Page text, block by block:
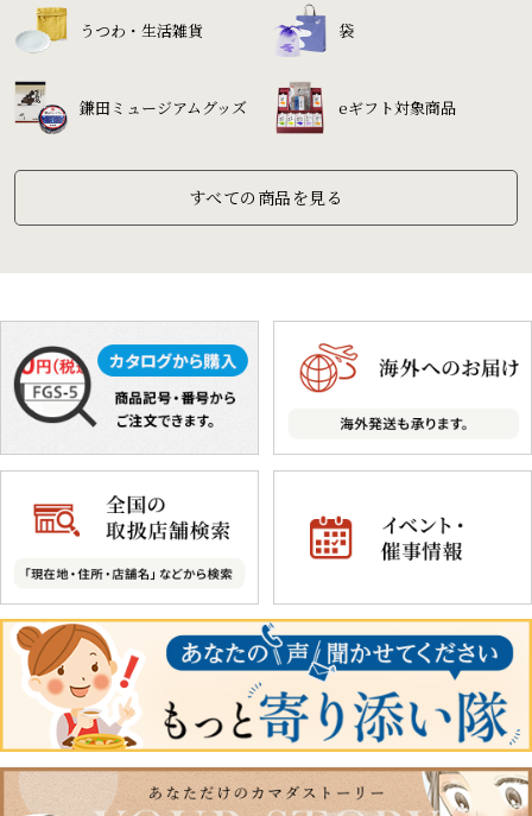
うつわ・生活雑貨 袋
鎌田ミュージアムグッズ eギフト対象商品
すべての商品を見る